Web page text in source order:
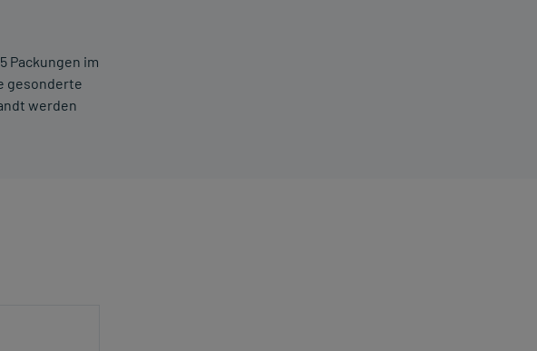
Packungen im
gesonderte
werden